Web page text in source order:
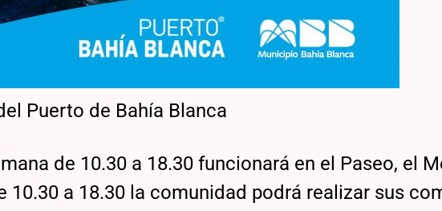
Puerto de Bahía Blanca
de 10.30 a 18.30 funcionará en el Paseo, el
10.30 a 18.30 la comunidad podrá realizar sus